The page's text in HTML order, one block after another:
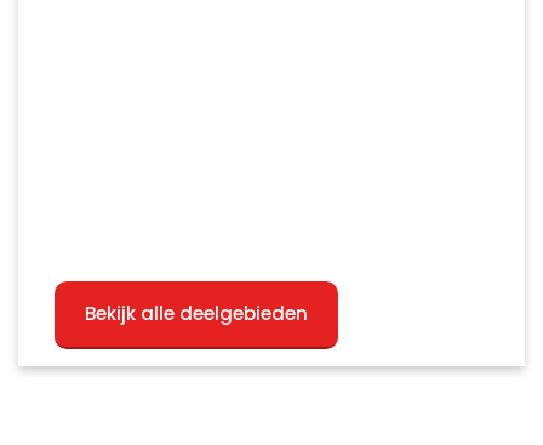
Bekijk alle deelgebieden